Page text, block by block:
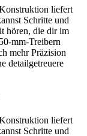
liefert
Schritte und
hören, die dir im
mm-Treibern
mehr Präzision
detailgetreuere
liefert
Schritte und